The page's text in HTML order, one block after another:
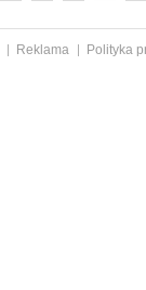
Reklama
Polityka